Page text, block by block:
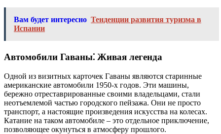
Вам будет интересно Тенденции развития туризма в
Испании
Автомобили Гаваны⁚ Живая легенда
Одной из визитных карточек Гаваны являются старинные
американские автомобили 1950-х годов. Эти машины,
бережно отреставрированные своими владельцами, стали
неотъемлемой частью городского пейзажа. Они не просто
транспорт, а настоящие произведения искусства на колесах.
Катание на таком автомобиле – это отдельное приключение,
позволяющее окунуться в атмосферу прошлого.